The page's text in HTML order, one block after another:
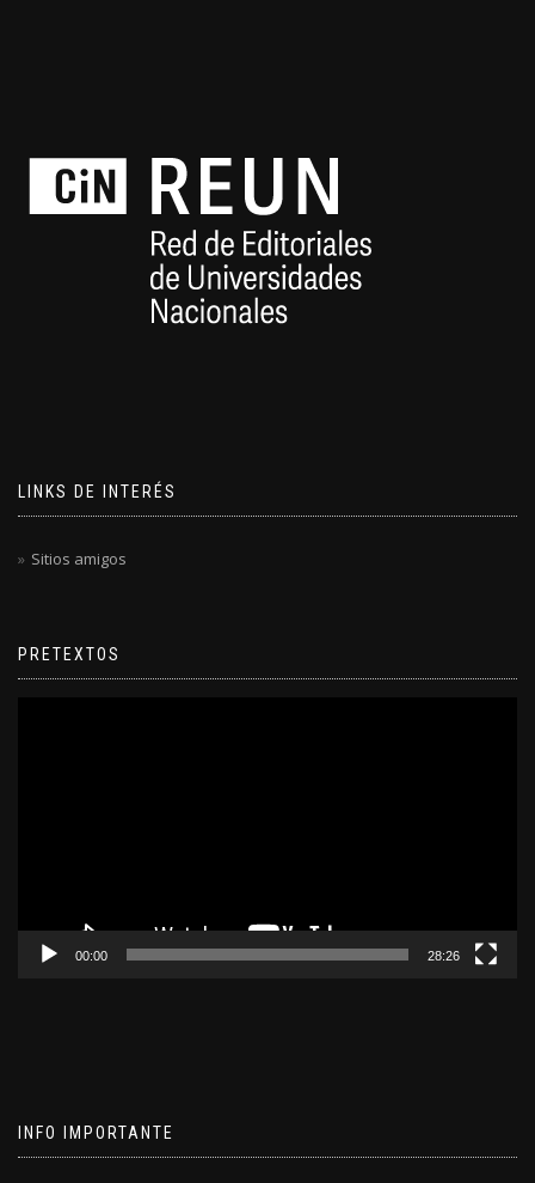
LINKS DE INTERÉS
Sitios amigos
PRETEXTOS
00:00 28:26
INFO IMPORTANTE